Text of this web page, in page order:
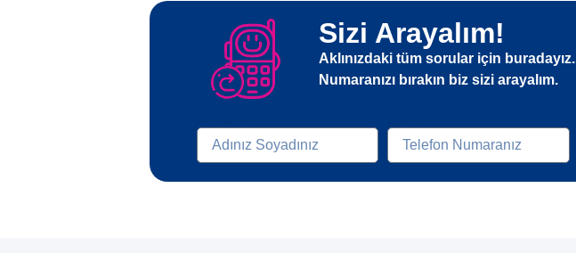
Sizi Arayalım!
Aklınızdaki tüm sorular için buradayız.
Numaranızı bırakın biz sizi arayalım.